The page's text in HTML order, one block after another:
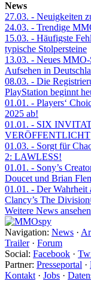
News
27.03. - Neuigkeiten
24.03. - Trendige
15.03. - Häufigste
typische Stolpersteine
13.03. - Neues
Aufsehen in
08.03. - Die
PlayStation beginnt
01.01. - Players‘
2025 ab!
01.01. - SIX
VERÖFFENTLICHT
01.03. - Sorgt für
2: LAWLESS!
01.01. - Sony’s
Doucet und Brian
01.01. - Der Wahrheit
Clancy’s The
Weitere News ansehen
Navigation: News ·
Trailer· Forum
Social: Facebook ·
Partner: Presseportal ·
Kontakt · Jobs ·